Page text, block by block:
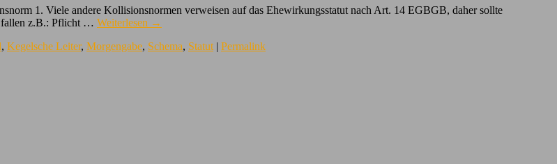
1. Viele andere Kollisionsnormen verweisen auf das Ehewirkungsstatut nach Art. 14 EGBGB, daher sollte
fallen z.B.: Pflicht … Weiterlesen →
, Kegelsche Leiter, Morgengabe, Schema, Statut | Permalink